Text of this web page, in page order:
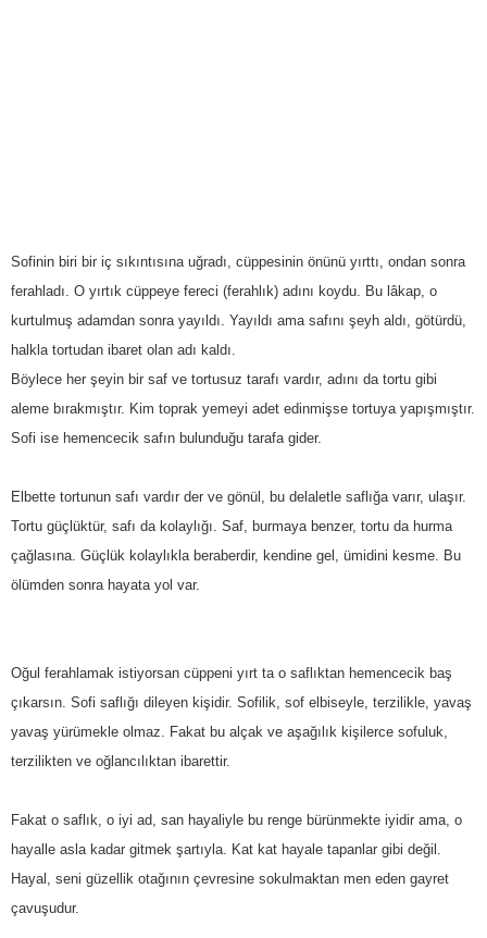
Sofinin biri bir iç sıkıntısına uğradı, cüppesinin önünü yırttı, ondan sonra
ferahladı. O yırtık cüppeye fereci (ferahlık) adını koydu. Bu lâkap, o
kurtulmuş adamdan sonra yayıldı. Yayıldı ama safını şeyh aldı, götürdü,
halkla tortudan ibaret olan adı kaldı.
Böylece her şeyin bir saf ve tortusuz tarafı vardır, adını da tortu gibi
aleme bırakmıştır. Kim toprak yemeyi adet edinmişse tortuya yapışmıştır.
Sofi ise hemencecik safın bulunduğu tarafa gider.
Elbette tortunun safı vardır der ve gönül, bu delaletle saflığa varır, ulaşır.
Tortu güçlüktür, safı da kolaylığı. Saf, burmaya benzer, tortu da hurma
çağlasına. Güçlük kolaylıkla beraberdir, kendine gel, ümidini kesme. Bu
ölümden sonra hayata yol var.
Oğul ferahlamak istiyorsan cüppeni yırt ta o saflıktan hemencecik baş
çıkarsın. Sofi saflığı dileyen kişidir. Sofilik, sof elbiseyle, terzilikle, yavaş
yavaş yürümekle olmaz. Fakat bu alçak ve aşağılık kişilerce sofuluk,
terzilikten ve oğlancılıktan ibarettir.
Fakat o saflık, o iyi ad, san hayaliyle bu renge bürünmekte iyidir ama, o
hayalle asla kadar gitmek şartıyla. Kat kat hayale tapanlar gibi değil.
Hayal, seni güzellik otağının çevresine sokulmaktan men eden gayret
çavuşudur.